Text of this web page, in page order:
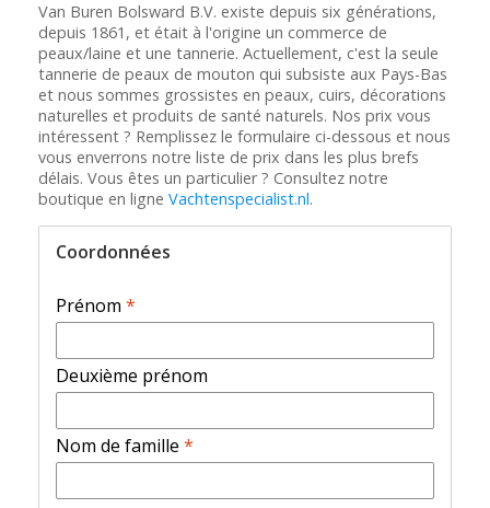
Van Buren Bolsward B.V. existe depuis six générations,
depuis 1861, et était à l'origine un commerce de
peaux/laine et une tannerie. Actuellement, c'est la seule
tannerie de peaux de mouton qui subsiste aux Pays-Bas
et nous sommes grossistes en peaux, cuirs, décorations
naturelles et produits de santé naturels. Nos prix vous
intéressent ? Remplissez le formulaire ci-dessous et nous
vous enverrons notre liste de prix dans les plus brefs
délais. Vous êtes un particulier ? Consultez notre
boutique en ligne Vachtenspecialist.nl.
Coordonnées
Prénom *
Deuxième prénom
Nom de famille *